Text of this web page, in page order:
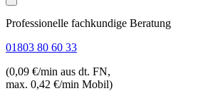
Professionelle fachkundige Beratung
01803 80 60 33
(0,09 €/min aus dt. FN,
max. 0,42 €/min Mobil)